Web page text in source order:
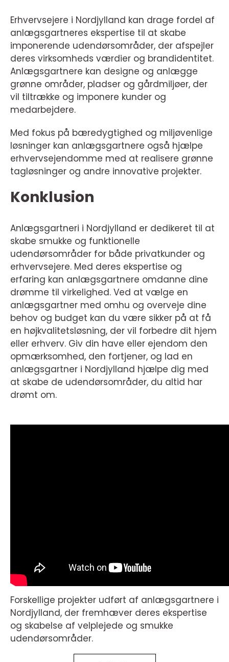
Erhvervsejere i Nordjylland kan drage fordel af
anlægsgartneres ekspertise til at skabe
imponerende udendørsområder, der afspejler
deres virksomheds værdier og brandidentitet.
Anlægsgartnere kan designe og anlægge
grønne områder, pladser og gårdmiljøer, der
vil tiltrække og imponere kunder og
medarbejdere.
Med fokus på bæredygtighed og miljøvenlige
løsninger kan anlægsgartnere også hjælpe
erhvervsejendomme med at realisere grønne
tagløsninger og andre innovative projekter.
Konklusion
Anlægsgartneri i Nordjylland er dedikeret til at
skabe smukke og funktionelle
udendørsområder for både privatkunder og
erhvervsejere. Med deres ekspertise og
erfaring kan anlægsgartnere omdanne dine
drømme til virkelighed. Ved at vælge en
anlægsgartner med omhu og overveje dine
behov og budget kan du være sikker på at få
en højkvalitetsløsning, der vil forbedre dit hjem
eller erhverv. Giv din have eller ejendom den
opmærksomhed, den fortjener, og lad en
anlægsgartner i Nordjylland hjælpe dig med
at skabe de udendørsområder, du altid har
drømt om.
Forskellige projekter udført af anlægsgartnere i
Nordjylland, der fremhæver deres ekspertise
og skabelse af velplejede og smukke
udendørsområder.